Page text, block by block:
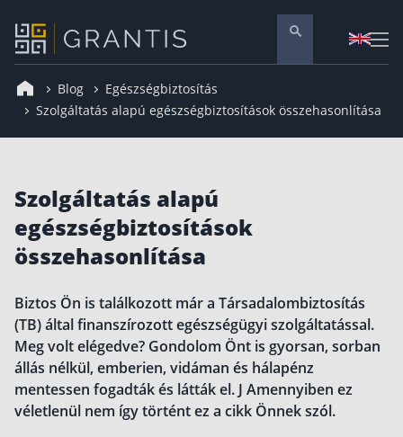
Pénzügyi tanácsadás
Önkéntes nyugdíjpénztár
Melyiket válaszd? Nyugdíjbiztosítás, NYESZ vagy
Nyugdíj előtakarékossági számla (NYESZ)
Nyugdíj megtakarítás – Így válassz
Magánnyugdíjpénztár összefoglaló
Nyugdíjkorhatár táblázat és útmutató
Nyugdíj kisokos – A magyar nyugdíjrendszer
Blog
Egészségbiztosítás
Szolgáltatás alapú egészségbiztosítások összehasonlítása
Szolgáltatás alapú
egészségbiztosítások
összehasonlítása
Biztos Ön is találkozott már a Társadalombiztosítás
(TB) által finanszírozott egészségügyi szolgáltatással.
Meg volt elégedve? Gondolom Önt is gyorsan, sorban
állás nélkül, emberien, vidáman és hálapénz
mentessen fogadták és látták el. J Amennyiben ez
véletlenül nem így történt ez a cikk Önnek szól.